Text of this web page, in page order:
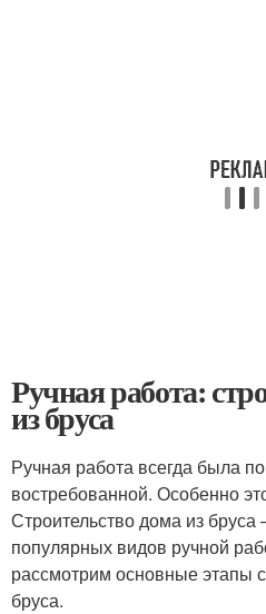
Ручная работа:
из бруса
Ручная работа всегда была
востребованной. Особенно
Строительство дома из бруса
популярных видов ручной
рассмотрим основные этапы
бруса.